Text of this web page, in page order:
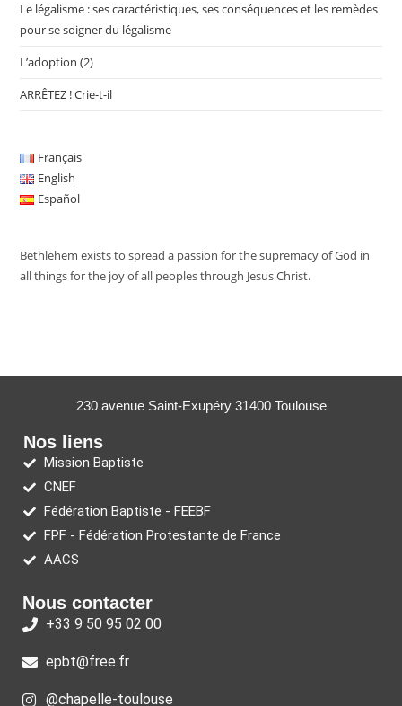
Le légalisme : ses caractéristiques, ses conséquences et les remèdes
pour se soigner du légalisme
L’adoption (2)
ARRÊTEZ ! Crie-t-il
Français
English
Español
Bethlehem exists to spread a passion for the supremacy of God in
all things for the joy of all peoples through Jesus Christ.
230 avenue Saint-Exupéry 31400 Toulouse
Nos liens
Mission Baptiste
CNEF
Fédération Baptiste - FEEBF
FPF - Fédération Protestante de France
AACS
Nous contacter
+33 9 50 95 02 00
epbt@free.fr
@chapelle-toulouse